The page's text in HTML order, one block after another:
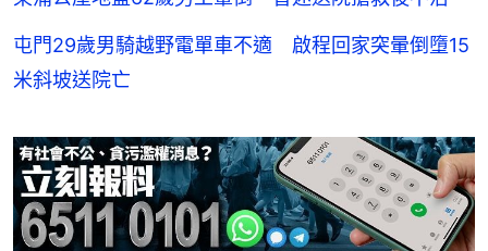
屯門29歲男騎越野電單車不適 啟程回家突暈倒墮15
米斜坡送院亡